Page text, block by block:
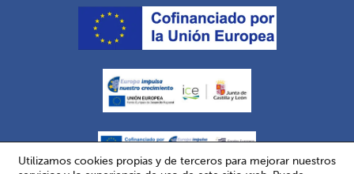
Utilizamos cookies propias y de terceros para mejorar nuestros